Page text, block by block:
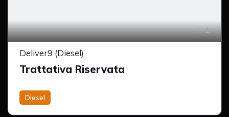
1
Deliver9 (Diesel)
Trattativa Riservata
Diesel